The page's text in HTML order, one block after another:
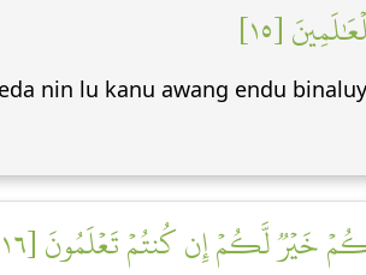
[١٥]
nin lu kanu awang endu
خَيۡرٞ لَّكُمۡ إِن كُنتُمۡ تَعۡلَمُونَ [١٦]